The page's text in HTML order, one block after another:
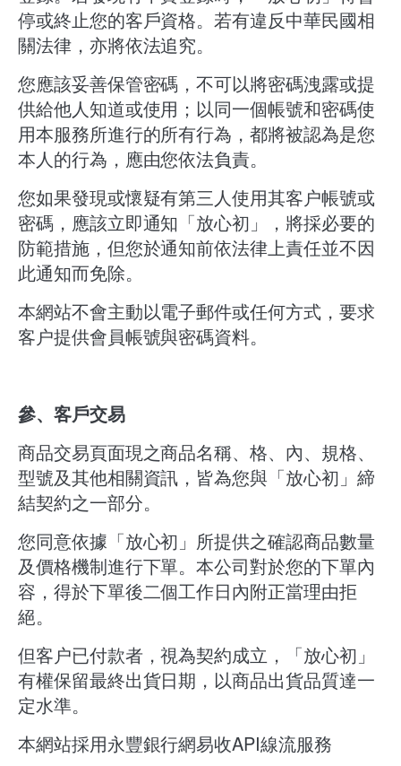
停或終止您的客戶資格。若有違反中華民國相
關法律，亦將依法追究。
您應該妥善保管密碼，不可以將密碼洩露或提
供給他人知道或使用；以同一個帳號和密碼使
用本服務所進行的所有行為，都將被認為是您
本人的行為，應由您依法負責。
您如果發現或懷疑有第三人使用其客户帳號或
密碼，應該立即通知「放心初」，將採必要的
防範措施，但您於通知前依法律上責任並不因
此通知而免除。
本網站不會主動以電子郵件或任何方式，要求
客户提供會員帳號與密碼資料。
參、客戶交易
商品交易頁面現之商品名稱、格、內、規格、
型號及其他相關資訊，皆為您與「放心初」締
結契約之一部分。
您同意依據「放心初」所提供之確認商品數量
及價格機制進行下單。本公司對於您的下單內
容，得於下單後二個工作日內附正當理由拒
絕。
但客户已付款者，視為契約成立，「放心初」
有權保留最終出貨日期，以商品出貨品質達一
定水準。
本網站採用永豐銀行網易收API線流服務